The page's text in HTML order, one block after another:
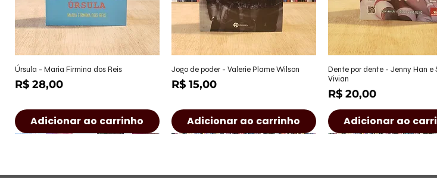
Visualização rápida
Úrsula - Maria Firmina dos Reis
Preço
R$ 28,00
Adicionar ao carrinho
Visualização rápida
Jogo de poder - Valerie Plame Wilson
Preço
R$ 15,00
Adicionar ao carrinho
Visualização
Dente por dente - Jenny Han e
Vivian
Preço
R$ 20,00
Adicionar ao